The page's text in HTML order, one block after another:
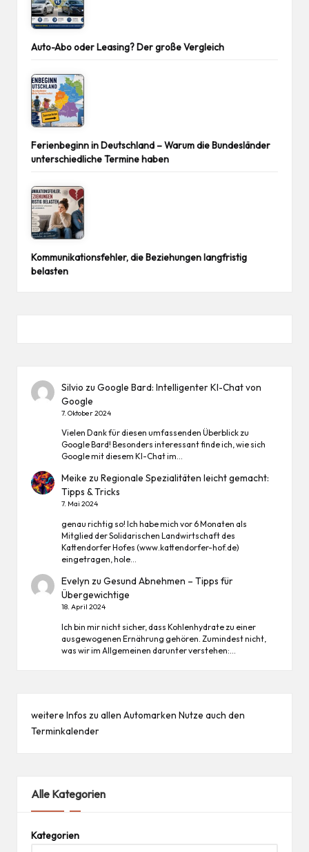
Auto-Abo oder Leasing? Der große Vergleich
Ferienbeginn in Deutschland – Warum die Bundesländer
unterschiedliche Termine haben
Kommunikationsfehler, die Beziehungen langfristig
belasten
Silvio zuGoogle Bard: Intelligenter KI-Chat von
Google
7. Oktober 2024
Vielen Dank für diesen umfassenden Überblick zu
Google Bard! Besonders interessant finde ich, wie sich
Google mit diesem KI-Chat im…
Meike zuRegionale Spezialitäten leicht gemacht:
Tipps & Tricks
7. Mai 2024
genau richtig so! Ich habe mich vor 6 Monaten als
Mitglied der Solidarischen Landwirtschaft des
Kattendorfer Hofes (www.kattendorfer-hof.de)
eingetragen, hole…
Evelyn zuGesund Abnehmen – Tipps für
Übergewichtige
18. April 2024
Ich bin mir nicht sicher, dass Kohlenhydrate zu einer
ausgewogenen Ernährung gehören. Zumindest nicht,
was wir im Allgemeinen darunter verstehen:…
weitere Infos zu allen Automarken Nutze auch den
Terminkalender
Alle Kategorien
Kategorien